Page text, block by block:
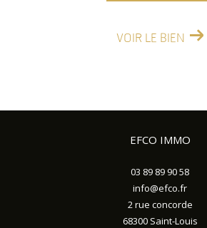
VOIR LE BIEN
EFCO IMMO
03 89 89 90 58
info@efco.fr
2 rue concorde
68300
Saint-Louis